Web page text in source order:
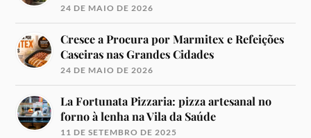
24 DE MAIO DE 2026
Cresce a Procura por Marmitex e Refeições
Caseiras nas Grandes Cidades
24 DE MAIO DE 2026
La Fortunata Pizzaria: pizza artesanal no
forno à lenha na Vila da Saúde
11 DE SETEMBRO DE 2025